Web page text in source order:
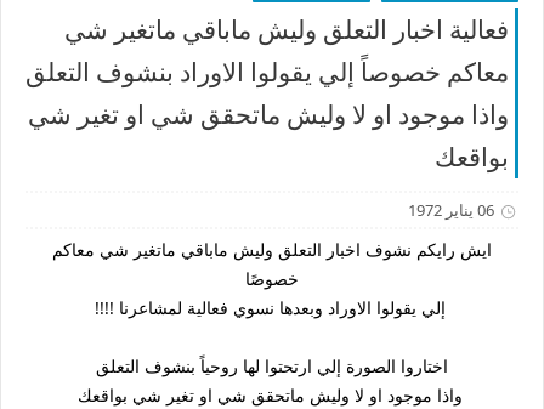
فعالية اخبار التعلق وليش ماباقي ماتغير شي
معاكم خصوصاً إلي يقولوا الاوراد بنشوف التعلق
واذا موجود او لا وليش ماتحقق شي او تغير شي
بواقعك
06 يناير 1972
ايش رايكم نشوف اخبار التعلق وليش ماباقي ماتغير شي معاكم
خصوصًا
إلي يقولوا الاوراد وبعدها نسوي فعالية لمشاعرنا !!!!
اختاروا الصورة إلي ارتحتوا لها روحياً بنشوف التعلق
واذا موجود او لا وليش ماتحقق شي او تغير شي بواقعك